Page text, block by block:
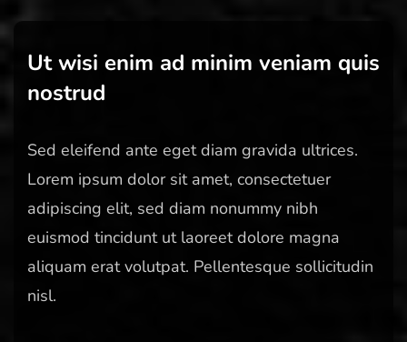
Ut wisi enim ad minim veniam quis
nostrud
Sed eleifend ante eget diam gravida ultrices.
Lorem ipsum dolor sit amet, consectetuer
adipiscing elit, sed diam nonummy nibh
euismod tincidunt ut laoreet dolore magna
aliquam erat volutpat. Pellentesque sollicitudin
nisl.